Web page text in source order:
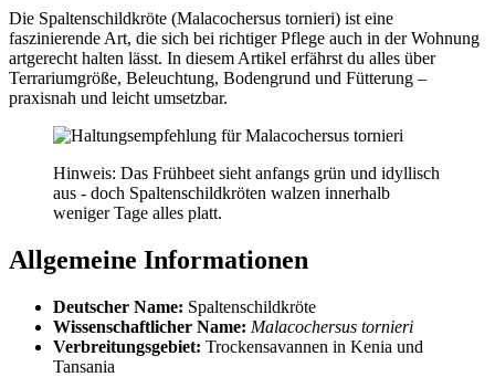
Die Spaltenschildkröte (Malacochersus tornieri) ist eine
faszinierende Art, die sich bei richtiger Pflege auch in der Wohnung
artgerecht halten lässt. In diesem Artikel erfährst du alles über
Terrariumgröße, Beleuchtung, Bodengrund und Fütterung –
praxisnah und leicht umsetzbar.
Hinweis: Das Frühbeet sieht anfangs grün und idyllisch
aus - doch Spaltenschildkröten walzen innerhalb
weniger Tage alles platt.
Allgemeine Informationen
Deutscher Name: Spaltenschildkröte
Wissenschaftlicher Name: Malacochersus tornieri
Verbreitungsgebiet: Trockensavannen in Kenia und
Tansania